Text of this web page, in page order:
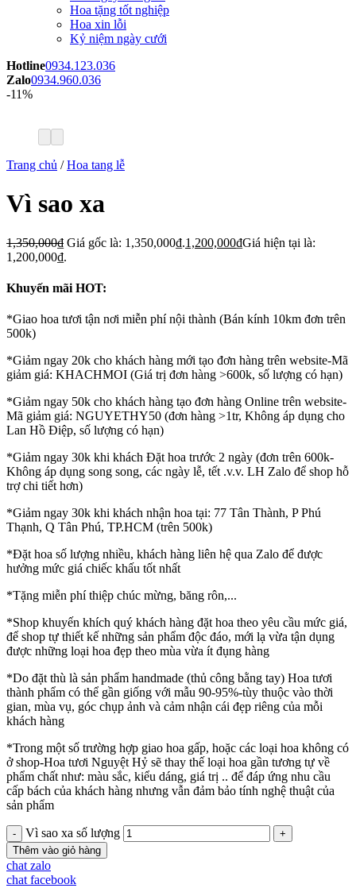
Hoa tặng tốt nghiệp
Hoa xin lỗi
Kỷ niệm ngày cưới
Hotline0934.123.036
Zalo0934.960.036
-11%
Trang chủ / Hoa tang lễ
Vì sao xa
1,350,000₫ Giá gốc là: 1,350,000₫.1,200,000₫Giá hiện tại là:
1,200,000₫.
Khuyến mãi HOT:
*Giao hoa tươi tận nơi miễn phí nội thành (Bán kính 10km đơn trên
500k)
*Giảm ngay 20k cho khách hàng mới tạo đơn hàng trên website-Mã
giảm giá: KHACHMOI (Giá trị đơn hàng >600k, số lượng có hạn)
*Giảm ngay 50k cho khách hàng tạo đơn hàng Online trên website-
Mã giảm giá: NGUYETHY50 (đơn hàng >1tr, Không áp dụng cho
Lan Hồ Điệp, số lượng có hạn)
*Giảm ngay 30k khi khách Đặt hoa trước 2 ngày (đơn trên 600k-
Không áp dụng song song, các ngày lễ, tết .v.v. LH Zalo để shop hỗ
trợ chi tiết hơn)
*Giảm ngay 30k khi khách nhận hoa tại: 77 Tân Thành, P Phú
Thạnh, Q Tân Phú, TP.HCM (trên 500k)
*Đặt hoa số lượng nhiều, khách hàng liên hệ qua Zalo để được
hưởng mức giá chiếc khấu tốt nhất
*Tặng miễn phí thiệp chúc mừng, băng rôn,...
*Shop khuyến khích quý khách hàng đặt hoa theo yêu cầu mức giá,
để shop tự thiết kế những sản phẩm độc đáo, mới lạ vừa tận dụng
được những loại hoa đẹp theo mùa vừa ít đụng hàng
*Do đặt thù là sản phẩm handmade (thủ công bằng tay) Hoa tươi
thành phẩm có thể gần giống với mẫu 90-95%-tùy thuộc vào thời
gian, mùa vụ, góc chụp ảnh và cảm nhận cái đẹp riêng của mỗi
khách hàng
*Trong một số trường hợp giao hoa gấp, hoặc các loại hoa không có
ở shop-Hoa tươi Nguyệt Hỷ sẽ thay thế loại hoa gần tương tự về
phẩm chất như: màu sắc, kiểu dáng, giá trị .. để đáp ứng nhu cầu
cấp bách của khách hàng nhưng vẫn đảm bảo tính nghệ thuật của
sản phẩm
Vì sao xa số lượng
Thêm vào giỏ hàng
chat zalo
chat facebook